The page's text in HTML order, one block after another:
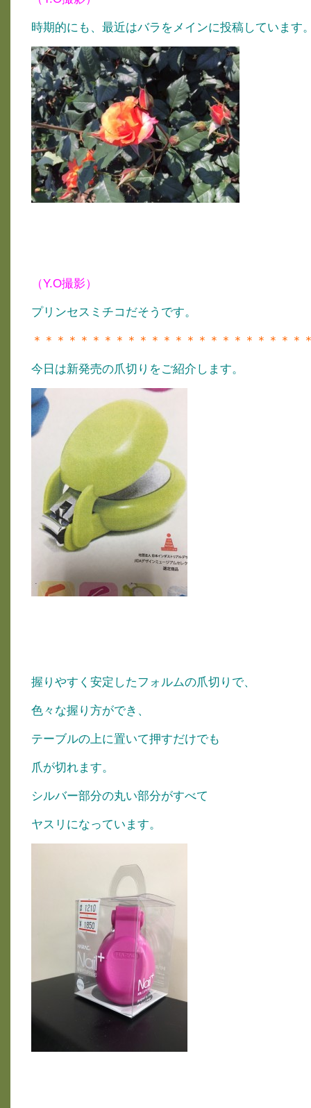
時期的にも、最近はバラをメインに投稿しています
（Y.O撮影）
プリンセスミチコだそうです。
＊＊＊＊＊＊＊＊＊＊＊＊＊＊＊＊＊＊＊＊＊＊＊
今日は新発売の爪切りをご紹介します。
握りやすく安定したフォルムの爪切りで、
色々な握り方ができ、
テーブルの上に置いて押すだけでも
爪が切れます。
シルバー部分の丸い部分がすべて
ヤスリになっています。